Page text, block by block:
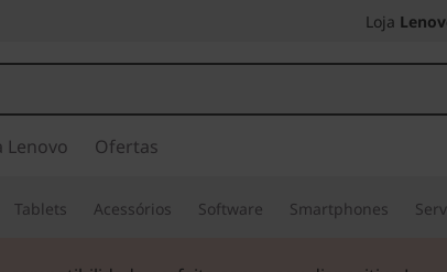
Loja
Lenovo Ofertas
Tablets Acessórios Software Smartphones